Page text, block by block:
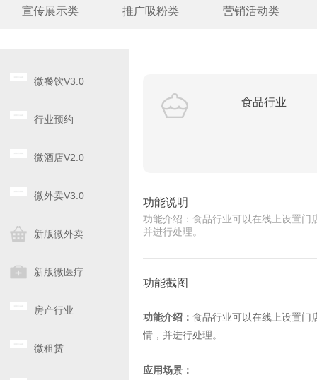
宣传展示类 推广吸粉类 营销活动类
微餐饮V3.0
行业预约
微酒店V2.0
微外卖V3.0
新版微外卖
新版微医疗
房产行业
微租赁
食品行业
功能说明
功能介绍：食品行业可以在线上设置
并进行处理。
功能截图
功能介绍： 食品行业可以在线上设置门
情，并进行处理。
应用场景：